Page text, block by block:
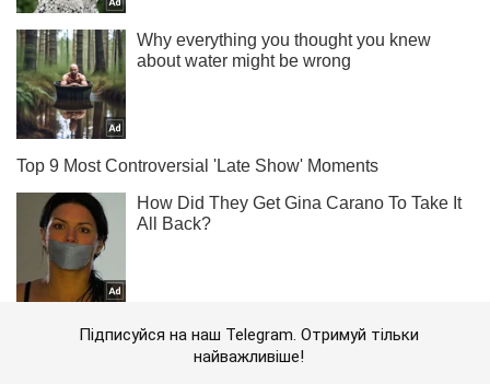
Підписуйся на наш Telegram. Отримуй тільки
найважливіше!